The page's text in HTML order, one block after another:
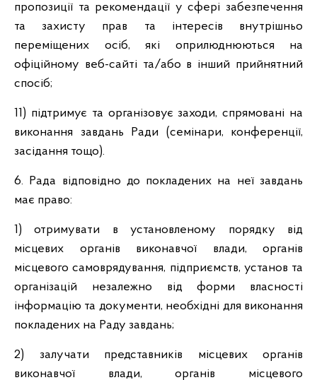
пропозиції та рекомендації у сфері забезпечення
та захисту прав та інтересів внутрішньо
переміщених осіб, які оприлюднюються на
офіційному веб-сайті та/або в інший прийнятний
спосіб;
11) підтримує та організовує заходи, спрямовані на
виконання завдань Ради (семінари, конференції,
засідання тощо).
6. Рада відповідно до покладених на неї завдань
має право:
1) отримувати в установленому порядку від
місцевих органів виконавчої влади, органів
місцевого самоврядування, підприємств, установ та
організацій незалежно від форми власності
інформацію та документи, необхідні для виконання
покладених на Раду завдань;
2) залучати представників місцевих органів
виконавчої влади, органів місцевого